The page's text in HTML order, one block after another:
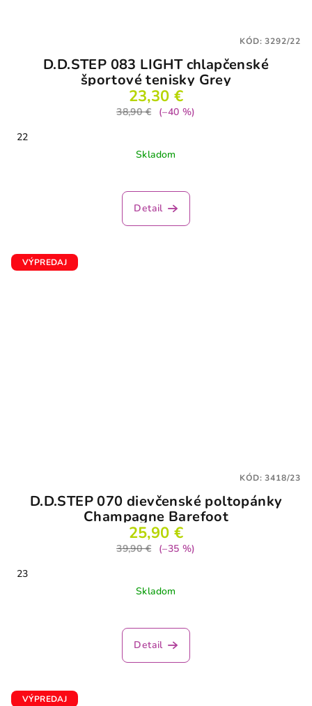
D.D.STEP 083 LIGHT chlapčenské
športové tenisky Grey
23,30 €
38,90 €
(–40 %)
22
Skladom
Detail
KÓD:3292/22
VÝPREDAJ
D.D.STEP 070 dievčenské poltopánky
Champagne Barefoot
25,90 €
39,90 €
(–35 %)
23
Skladom
Detail
KÓD:3418/23
VÝPREDAJ